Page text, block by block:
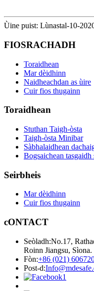
Ùine puist: Lùnastal-10-
FIOSRACHADH
Toraidhean
Mar dèidhinn
Naidheachdan as ùire
Cuir fios thugainn
Toraidhean
Stuthan Taigh-òsta
Taigh-òsta Minibar
Sàbhalaidhean
Bogsaichean tasgaidh
Seirbheis
Mar dèidhinn
Cuir fios thugainn
cONTACT
Seòladh:No.17,
Roinn Jiangsu, Sìona.
Fòn:+86 (021)
Post-d: